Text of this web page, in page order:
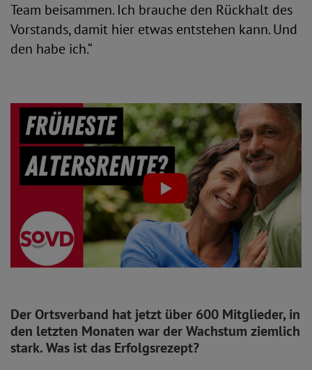
Team beisammen. Ich brauche den Rückhalt des
Vorstands, damit hier etwas entstehen kann. Und
den habe ich.“
Der Ortsverband hat jetzt über 600 Mitglieder, in
den letzten Monaten war der Wachstum ziemlich
stark. Was ist das Erfolgsrezept?